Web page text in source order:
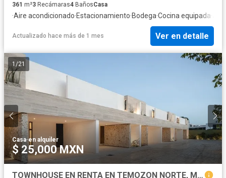
361 m²3 Recámaras4 BañosCasa
·Aire acondicionado·Estacionamiento·Bodega·Cocina equipada
Actualizado hace más de 1 mes Ver en detalle
1 /21
Casa·en alquiler
$ 25,000 MXN
TOWNHOUSE EN RENTA EN TEMOZON NORTE, MERIDA YUCATAN